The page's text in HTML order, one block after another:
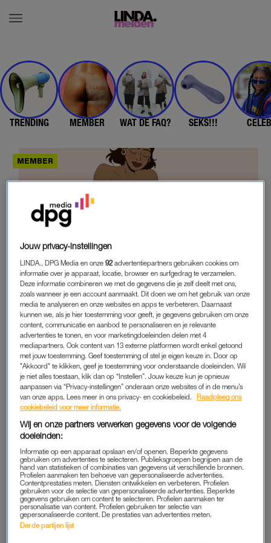
TRENDING MEMBER WAT DE FAQ? SEKS!!!
SEKSPRAAT
TITIA: 'WAT IK MIS IN MIJN RELATIE VIND IK
BIJ EEN ANDERE JONGEN’
REAL LIFE
Pien: 'Het was mijn eerste
keer, maar ik dacht: fak it, ik
zoen haar gewoon'
EXCLUSIEF BIJ LINDA.MEIDEN
De favorieten van Naiza:
met partyspikkels: love'
ADVERTORIAL
Amaya zat vast op Madeira
door noodweer: 'We zaten op
de grond tussen honderden
gestrande reizigers'
SEKSPRAAT
Maaike: 'In het begin van
onze relatie waren we net
twee konijnen, dat is nu niet
meer zo'
Jouw privacy-instellingen
LINDA., DPG Media en onze92 advertentiepartners gebruiken cookies om
informatie over je apparaat, locatie, browser en surfgedrag te verzamelen.
Deze informatie combineren we met de gegevens die je zelf deelt met ons,
zoals wanneer je een account aanmaakt. Dit doen we om het gebruik van onze
media te analyseren en onze websites en apps te verbeteren. Daarnaast
kunnen we, als je hier toestemming voor geeft, je gegevens gebruiken om onze
content, communicatie en aanbod te personaliseren en je relevante
advertenties te tonen, en voor marketingdoeleinden delen met 4
mediapartners. Ook content van 13 externe platformen wordt enkel getoond
met jouw toestemming. Geef toestemming of stel je eigen keuze in. Door op
"Akkoord" te klikken, geef je toestemming voor onderstaande doeleinden. Wil
je niet alles toestaan, klik dan op “Instellen”. Jouw keuze kun je opnieuw
aanpassen via “Privacy-instellingen” onderaan onze websites of in de menu’s
van onze apps. Lees meer in ons privacy- en cookiebeleid.
Raadpleeg ons
cookiebeleid voor meer informatie.
Wij en onze partners verwerken gegevens voor de volgende
doeleinden:
Informatie op een apparaat opslaan en/of openen. Beperkte gegevens
gebruiken om advertenties te selecteren. Publieksgroepen begrijpen aan de
hand van statistieken of combinaties van gegevens uit verschillende bronnen.
Profielen aanmaken ten behoeve van gepersonaliseerde advertenties.
Contentprestaties meten. Diensten ontwikkelen en verbeteren. Profielen
gebruiken voor de selectie van gepersonaliseerde advertenties. Beperkte
gegevens gebruiken om content te selecteren. Profielen aanmaken ter
personalisatie van content. Profielen gebruiken ter selectie van
gepersonaliseerde content. De prestaties van advertenties meten.
Derde partijen lijst